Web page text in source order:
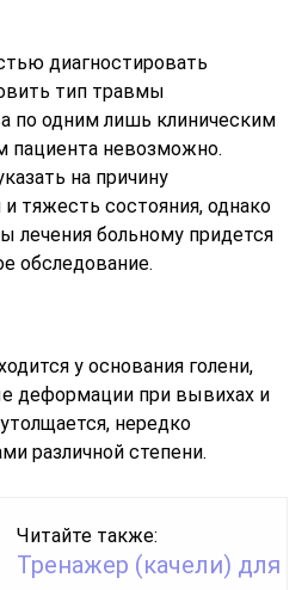
диагностировать
тип травмы
по одним лишь клиническим
пациента невозможно.
на причину
тяжесть состояния, однако
лечения больному придется
обследование.
у основания голени,
деформации при вывихах и
нередко
различной степени.
Читайте также:
Тренажер (качели) для